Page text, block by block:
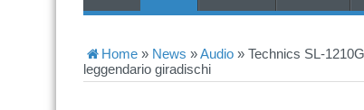
Home » News »Audio » Technics SL-
leggendario giradischi